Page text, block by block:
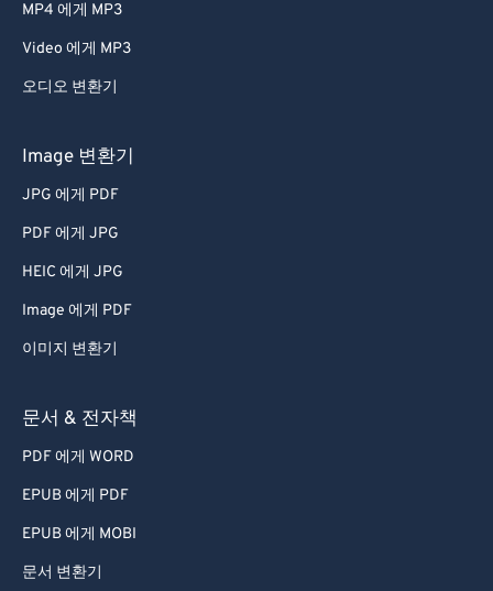
MP4 에게 MP3
Video 에게 MP3
오디오 변환기
Image 변환기
JPG 에게 PDF
PDF 에게 JPG
HEIC 에게 JPG
Image 에게 PDF
이미지 변환기
문서 & 전자책
PDF 에게 WORD
EPUB 에게 PDF
EPUB 에게 MOBI
문서 변환기